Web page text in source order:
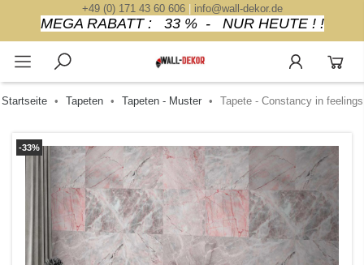
+49 (0) 171 43 60 606| info@wall-dekor.de
MEGA RABATT : 33 % - NUR HEUTE ! !
Startseite Tapeten Tapeten - Muster Tapete - Constancy in feelings
-33%